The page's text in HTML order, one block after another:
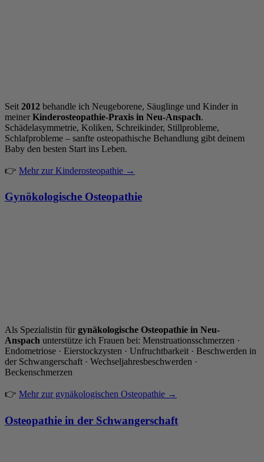
Seit 2012 behandle ich Neugeborene, Säuglinge und Kinder in
meiner Kinderosteopathie-Praxis in Neu-Anspach.
Schädelasymmetrie, Koliken, Schreikinder, Stillprobleme,
Schlafprobleme – sanfte osteopathische Behandlung gibt deinem
Baby den besten Start ins Leben.
👉 Mehr zur Kinderosteopathie →
Gynökologische Osteopathie
Als Spezialistin für gynäkologische Osteopathie in Neu-
Anspach unterstütze ich Frauen bei: Menstruationsschmerzen ·
Endometriose · Eierstockzysten · Unfruchtbarkeit · Beschwerden in
der Schwangerschaft · Wechseljahresbeschwerden ·
Beckenschmerzen
👉 Mehr zur gynäkologischen Osteopathie →
Osteopathie in der Schwangerschaft